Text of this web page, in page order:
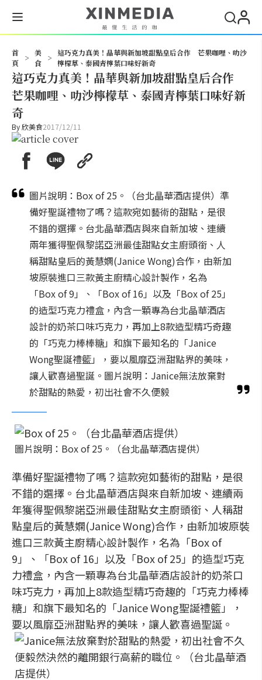
首
頁
>
美
食
>
這巧克力真美！晶華與新加坡甜點皇后合作 芒果咖哩、叻沙
檸檬草、泰國青檸葉口味好新奇
這巧克力真美！晶華與新加坡甜點皇后合作
芒果咖哩、叻沙檸檬草、泰國青檸葉口味好新
奇
By欣美食2017/12/11
圖片說明：Box of 25。（台北晶華酒店提供）準
備好聖誕禮物了嗎？這款宛如藝術的甜點，是很
不錯的選擇。台北晶華酒店與來自新加坡、連續
兩年獲得聖佩黎諾亞洲最佳甜點女主廚頭銜、人
稱甜點皇后的黃慧嫻(Janice Wong)合作，由新加
坡原裝進口三款黃主廚精心設計製作，名為
「Box of 9」、「Box of 16」以及「Box of 25」
的造型巧克力禮盒，內含一顆專為台北晶華酒店
設計的奶茶口味巧克力，再加上8款造型精巧奇趣
的「巧克力棒棒糖」和旗下最知名的「Janice
Wong聖誕禮籃」，要以風靡亞洲甜點界的美味，
讓人歡喜過聖誕。圖片說明：Janice無法放棄對
於甜點的熱愛，初出社會不久便毅
圖片說明：Box of 25。（台北晶華酒店提供）
準備好聖誕禮物了嗎？這款宛如藝術的甜點，是很
不錯的選擇。台北晶華酒店與來自新加坡、連續兩
年獲得聖佩黎諾亞洲最佳甜點女主廚頭銜、人稱甜
點皇后的黃慧嫻(Janice Wong)合作，由新加坡原裝
進口三款黃主廚精心設計製作，名為「Box of
9」、「Box of 16」以及「Box of 25」的造型巧克
力禮盒，內含一顆專為台北晶華酒店設計的奶茶口
味巧克力，再加上8款造型精巧奇趣的「巧克力棒棒
糖」和旗下最知名的「Janice Wong聖誕禮籃」，
要以風靡亞洲甜點界的美味，讓人歡喜過聖誕。